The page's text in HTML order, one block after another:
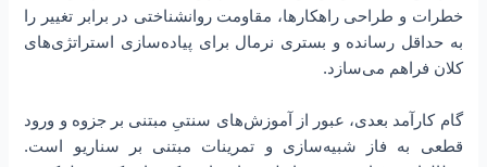
خطرات و طراحی راهکارها، مقاومت روانشناختی در برابر تغییر را
به حداقل رسانده و بستری نرمال برای پیاده‌سازی استراتژی‌های
کلان فراهم می‌سازد.
گام کارآمد بعدی، عبور از آموزش‌های سنتیِ مبتنی بر جزوه و ورود
قطعی به فاز شبیه‌سازی و تمرینات مبتنی بر سناریو است.